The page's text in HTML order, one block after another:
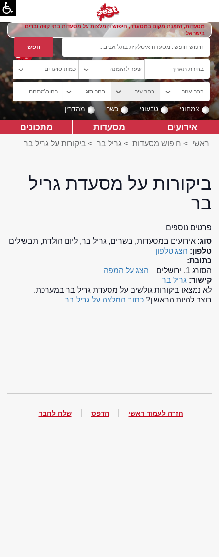
מסעדות, הזמנת מקום במסעדה, חיפוש והמלצות על מסעדות בתי קפה וברים
בישראל
צמחוני טבעוני כשר מהדרין
אירועים מסעדות מתכונים
ראשי > חיפוש מסעדות > גריל בר > ביקורות על גריל בר
ביקורות על מסעדת גריל
בר
פרטים נוספים
סוג: אירועים במסעדות, בשרים, גריל בר, ליום הולדת, תבשילים
טלפון: הצג טלפון
כתובת:
הסורג 1, ירושלים
הצג על המפה
קישור: גריל בר
לא נמצאו ביקורות גולשים על מסעדת גריל בר במערכת.
רוצה להיות הראשון? כתוב המלצה על גריל בר
חזרה לעמוד ראשי הדפס שלח לחבר